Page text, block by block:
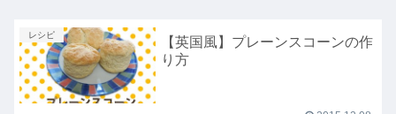
レシピ
【英国風】プレーンスコーンの作
り方